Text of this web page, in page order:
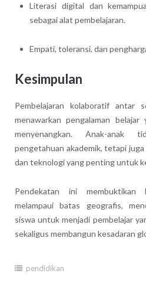
Literasi digital dan
sebagai alat pembelajaran.
Empati, toleransi, dan
Kesimpulan
Pembelajaran kolaboratif antar
menawarkan pengalaman
menyenangkan. Anak-anak
pengetahuan akademik, tetapi
dan teknologi yang penting untuk
Pendekatan ini membuktikan
melampaui batas geografis,
siswa untuk menjadi pembelajar
sekaligus membangun kesadaran
pendidikan